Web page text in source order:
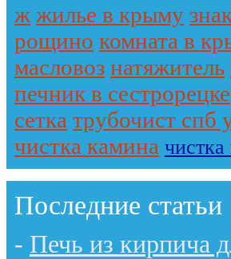
ж жилье в крыму
рощино комната в
масловоз натяжитель
печник в сестрорецке
сетка трубочист спб
чистка камина
Последние статьи
- Печь из кирпича